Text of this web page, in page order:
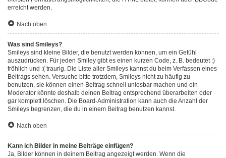
erreicht werden.
Nach oben
Was sind Smileys?
Smileys sind kleine Bilder, die benutzt werden können, um ein Gefühl
auszudrücken. Für jeden Smiley gibt es einen kurzen Code, z. B. bedeutet :)
fröhlich und :( traurig. Die Liste aller Smileys kannst du beim Verfassen eines
Beitrags sehen. Versuche bitte trotzdem, Smileys nicht zu häufig zu
benutzen, sie können einen Beitrag schnell unlesbar machen und ein
Moderator könnte deshalb deinen Beitrag entsprechend überarbeiten oder
gar komplett löschen. Die Board-Administration kann auch die Anzahl der
Smileys begrenzen, die du in einem Beitrag benutzen kannst.
Nach oben
Kann ich Bilder in meine Beiträge einfügen?
Ja, Bilder können in deinem Beitrag angezeigt werden. Wenn die